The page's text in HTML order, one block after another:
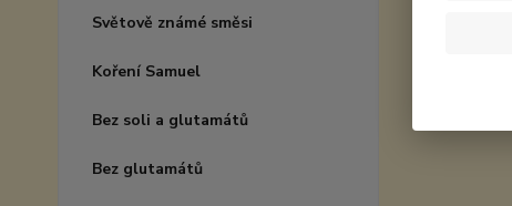
Světově známé směsi
Koření Samuel
Bez soli a glutamátů
Bez glutamátů